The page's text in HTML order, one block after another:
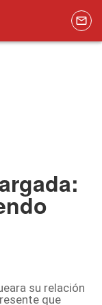
su relación
que